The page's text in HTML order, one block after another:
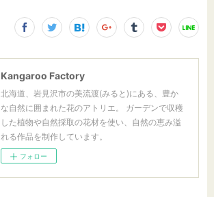
Kangaroo Factory
北海道、岩見沢市の美流渡(みると)にある、豊か
な自然に囲まれた花のアトリエ。 ガーデンで収穫
した植物や自然採取の花材を使い、自然の恵み溢
れる作品を制作しています。
フォロー